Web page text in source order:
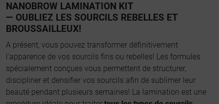
NANOBROW LAMINATION KIT
— OUBLIEZ LES SOURCILS REBELLES ET
BROUSSAILLEUX!
A présent, vous pouvez transformer définitivement
l'apparence de vos sourcils fins ou rebelles! Les formules
spécialement conçues vous permettent de structurer,
discipliner et densifier vos sourcils afin de sublimer leur
beauté pendant plusieurs semaines! La lamination est une